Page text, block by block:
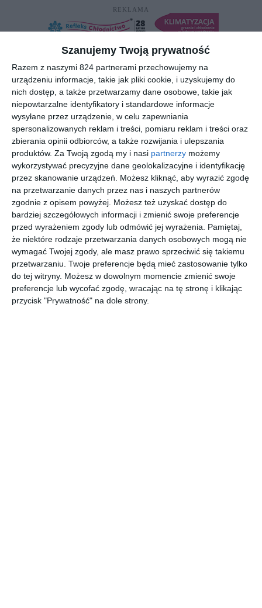
Szanujemy Twoją prywatność
Razem z naszymi 824 partnerami przechowujemy na
urządzeniu informacje, takie jak pliki cookie, i uzyskujemy do
nich dostęp, a także przetwarzamy dane osobowe, takie jak
niepowtarzalne identyfikatory i standardowe informacje
wysyłane przez urządzenie, w celu zapewniania
spersonalizowanych reklam i treści, pomiaru reklam i treści oraz
zbierania opinii odbiorców, a także rozwijania i ulepszania
produktów. Za Twoją zgodą my i nasi partnerzy możemy
wykorzystywać precyzyjne dane geolokalizacyjne i identyfikację
przez skanowanie urządzeń. Możesz kliknąć, aby wyrazić zgodę
na przetwarzanie danych przez nas i naszych partnerów
zgodnie z opisem powyżej. Możesz też uzyskać dostęp do
bardziej szczegółowych informacji i zmienić swoje preferencje
przed wyrażeniem zgody lub odmówić jej wyrażenia.
Pamiętaj,
że niektóre rodzaje przetwarzania danych osobowych mogą nie
wymagać Twojej zgody, ale masz prawo sprzeciwić się takiemu
przetwarzaniu. Twoje preferencje będą mieć zastosowanie tylko
do tej witryny. Możesz w dowolnym momencie zmienić swoje
preferencje lub wycofać zgodę, wracając na tę stronę i klikając
przycisk "Prywatność" na dole strony.
REKLAMA
Czytaj na ten temat
Najpierw gimnazjum
Niedawno pisaliśmy o rozpoczęciu budowy
Integracyjnego Centrum Dydaktyczno-Sportowego u
zbiegu ul. Staszica i Warszawskiej. Zmiany na placu
budowy widać niemal z dnia na dzień.